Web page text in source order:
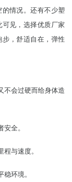
情况。还有不少塑
见，选择优质厂家
步，舒适自在，弹性
不会过硬而给身体造
全。
程与速度。
稳环境。